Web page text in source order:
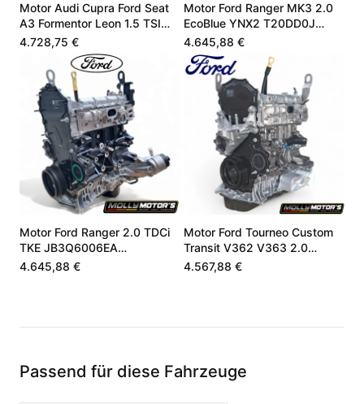
Motor Audi Cupra Ford Seat
A3 Formentor Leon 1.5 TSI
05E100032L
4.728,75 €
Motor Ford Ranger MK3 2.0
EcoBlue YNX2 T20DD0J
BC2X 2759669
4.645,88 €
Motor Ford Ranger 2.0 TDCi
TKE JB3Q6006EA
JB3Q6006FB
4.645,88 €
Motor Ford Tourneo Custom
Transit V362 V363 2.0
EcoBlue GK2Q6006HG
4.567,88 €
Passend für diese Fahrzeuge